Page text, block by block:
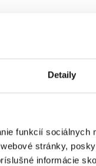
Detaily
funkcií
stránky,
informácie